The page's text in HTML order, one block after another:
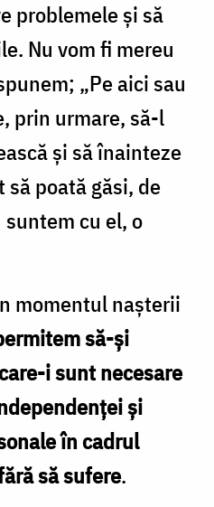
problemele şi să
Nu vom fi mereu
„Pe aici sau
prin urmare, să-l
şi să înainteze
să poată găsi, de
cu el, o
momentul naşterii
să-şi
i sunt necesare
şi
în cadrul
să sufere.